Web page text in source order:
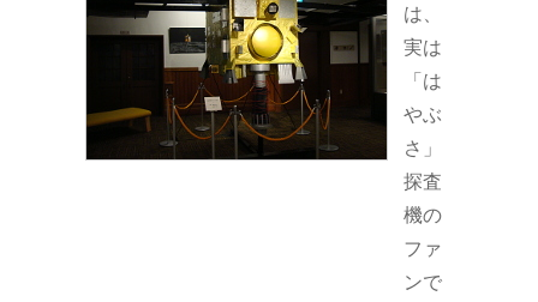
は、
実は
「は
やぶ
さ」
探査
機の
ファ
ンで